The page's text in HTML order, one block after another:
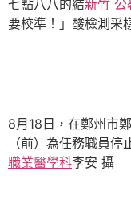
七點八八的結新竹 公
要校準！」酸檢測采
8月18日，在鄭州市
（前）為任務職員
職業醫學科李安 攝